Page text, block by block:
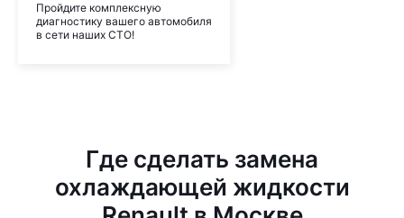
Пройдите комплексную
диагностику вашего автомобиля
в сети наших СТО!
Где сделать замена
охлаждающей жидкости